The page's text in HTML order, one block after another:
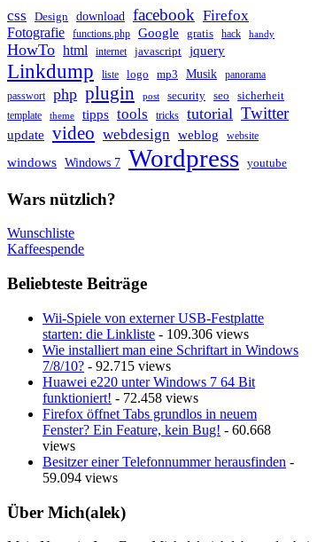
css Design download facebook Firefox
Fotografie functions.php Google gratis hack handy
HowTo html internet javascript jquery
Linkdump liste logo mp3 Musik
panorama
passwort
php plugin post security seo sicherheit
template theme tipps tools tricks tutorial Twitter
update video webdesign weblog website
windows Windows 7 Wordpress youtube
Wars nützlich?
Wunschliste
Kaffeespende
Beliebteste Beiträge
Wii-Spiele von externer USB-Festplatte
starten: die Linkliste - 109.306 views
Wie installiert man eine Schriftart in Windows
7/8/10? - 92.715 views
Huawei e220 unter Windows 7 64 Bit
funktioniert! - 72.458 views
Firefox öffnet Tabs grundlos in neuem
Fenster? Ein Feature, kein Bug! - 60.668
views
Besitzer einer Telefonnummer herausfinden -
59.094 views
Über Mich(alek)